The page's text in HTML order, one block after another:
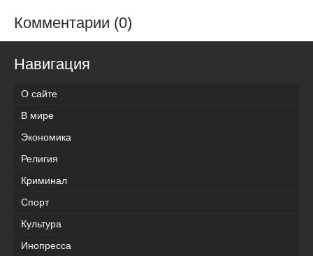
Комментарии (0)
Навигация
О сайте
В мире
Экономика
Религия
Криминал
Спорт
Культура
Инопресса